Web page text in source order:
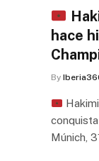
hace
By
Múnich,